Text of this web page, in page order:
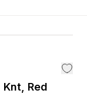
Red